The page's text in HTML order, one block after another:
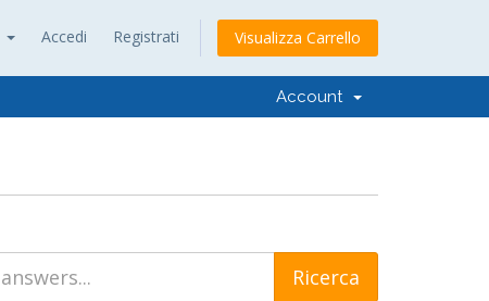
Accedi Registrati Visualizza Carrello
Account